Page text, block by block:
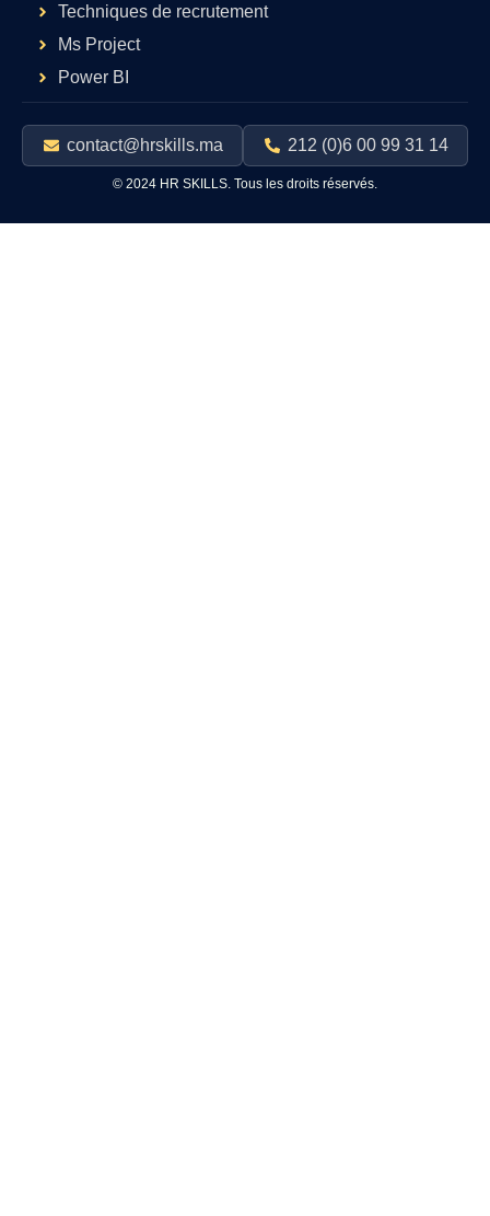
Techniques de recrutement
Ms Project
Power BI
contact@hrskills.ma 212 (0)6 00 99 31 14
© 2024 HR SKILLS. Tous les droits réservés.